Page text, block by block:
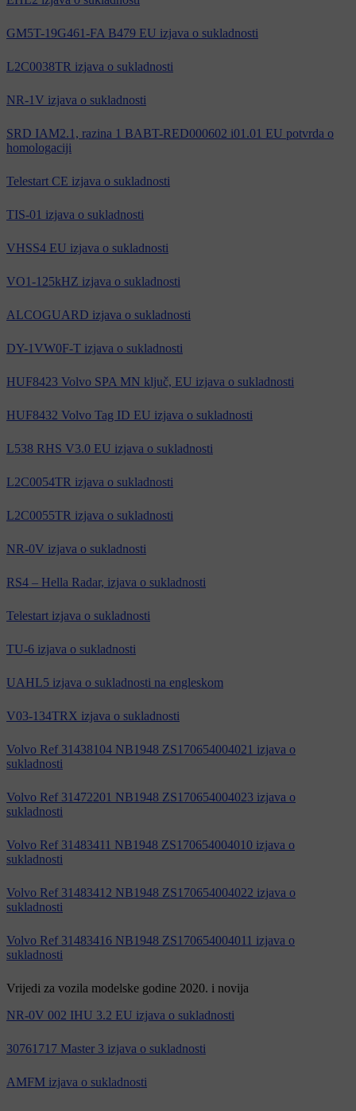
GM5T-19G461-FA B479 EU izjava o sukladnosti
L2C0038TR izjava o sukladnosti
NR-1V izjava o sukladnosti
SRD IAM2.1, razina 1 BABT-RED000602 i01.01 EU potvrda o
homologaciji
Telestart CE izjava o sukladnosti
TIS-01 izjava o sukladnosti
VHSS4 EU izjava o sukladnosti
VO1-125kHZ izjava o sukladnosti
ALCOGUARD izjava o sukladnosti
DY-1VW0F-T izjava o sukladnosti
HUF8423 Volvo SPA MN ključ, EU izjava o sukladnosti
HUF8432 Volvo Tag ID EU izjava o sukladnosti
L538 RHS V3.0 EU izjava o sukladnosti
L2C0054TR izjava o sukladnosti
L2C0055TR izjava o sukladnosti
NR-0V izjava o sukladnosti
RS4 – Hella Radar, izjava o sukladnosti
Telestart izjava o sukladnosti
TU-6 izjava o sukladnosti
UAHL5 izjava o sukladnosti na engleskom
V03-134TRX izjava o sukladnosti
Volvo Ref 31438104 NB1948 ZS170654004021 izjava o
sukladnosti
Volvo Ref 31472201 NB1948 ZS170654004023 izjava o
sukladnosti
Volvo Ref 31483411 NB1948 ZS170654004010 izjava o
sukladnosti
Volvo Ref 31483412 NB1948 ZS170654004022 izjava o
sukladnosti
Volvo Ref 31483416 NB1948 ZS170654004011 izjava o
sukladnosti
Vrijedi za vozila modelske godine 2020. i novija
NR-0V 002 IHU 3.2 EU izjava o sukladnosti
30761717 Master 3 izjava o sukladnosti
AMFM izjava o sukladnosti